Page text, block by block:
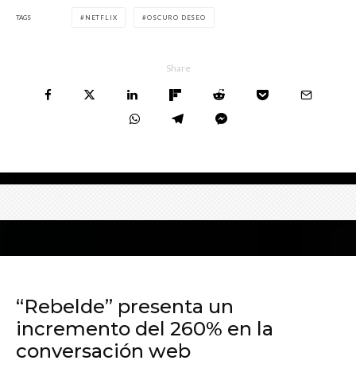
TAGS NETFLIX OSCURO DESEO
Share
“Rebelde” presenta un
incremento del 260% en la
conversación web